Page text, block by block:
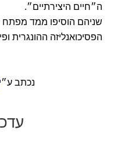
ה״חיים היצירתיים״.
שניהם הוסיפו ממד
הפסיכואנליזה ההונגרית
נכתב ע״י
ע